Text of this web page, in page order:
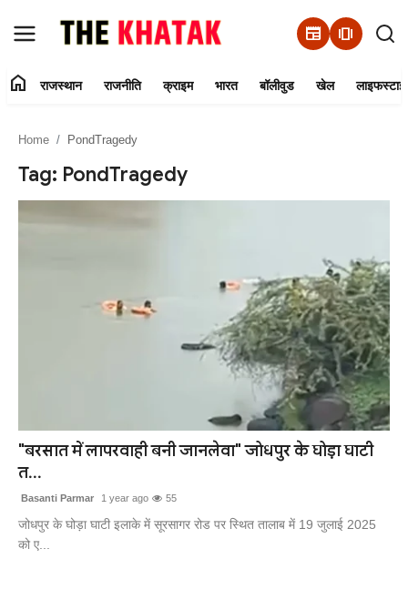
newspaper amp_stories
Contact Us
खेल
लाइफस्टाइल
अंतर्राष्ट्रीय
home राजस्थान राजनीति क्राइम भारत बॉलीवुड खेल
Home PondTragedy
Tag: PondTragedy
"बरसात में लापरवाही बनी जानलेवा" जोधपुर के घोड़ा घाटी
त...
Basanti Parmar 1 year ago 55
जोधपुर के घोड़ा घाटी इलाके में सूरसागर रोड पर स्थित तालाब में 19 जुलाई 2025
को ए...